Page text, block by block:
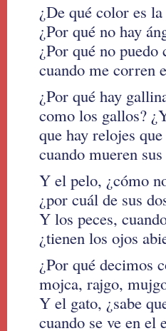
¿De qué color es
¿Por qué no hay
¿Por qué no puedo
cuando me corren
¿Por qué hay
como los gallos?
que hay relojes
cuando mueren
Y el pelo, ¿cómo
¿por cuál de sus
Y los peces,
¿tienen los ojos
¿Por qué decimos
mojca, rajgo,
Y el gato, ¿sabe
cuando se ve en el